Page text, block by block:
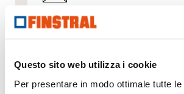
Questo sito web utilizza i cookie
Per presentare in modo ottimale tutte
richiesta – e non per l’invio di eventuali
rivenditore partner selezionato